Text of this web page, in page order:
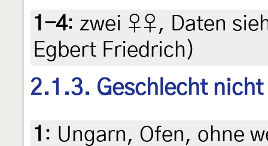
1-4: zwei ♀♀, Daten
Egbert Friedrich)
2.1.3. Geschlecht
1 : Ungarn, Ofen, ohne